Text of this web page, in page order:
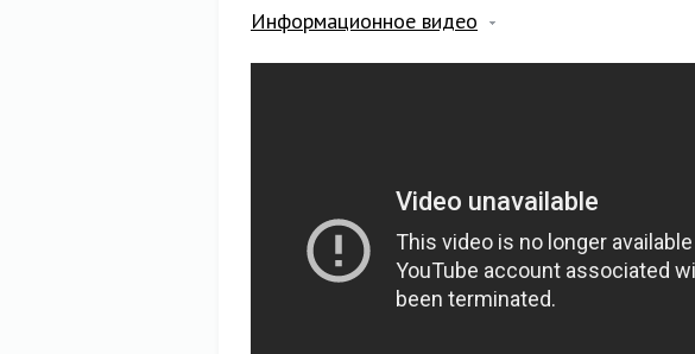
Информационное видео